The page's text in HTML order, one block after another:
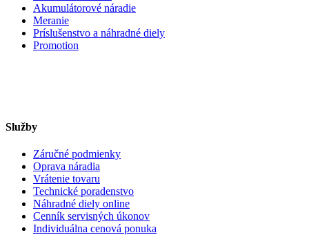
Akumulátorové náradie
Meranie
Príslušenstvo a náhradné diely
Promotion
Služby
Záručné podmienky
Oprava náradia
Vrátenie tovaru
Technické poradenstvo
Náhradné diely online
Cenník servisných úkonov
Individuálna cenová ponuka